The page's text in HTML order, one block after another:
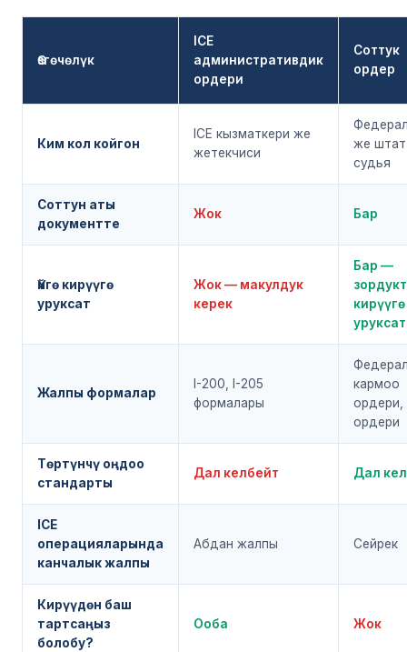
Өзгөчөлүк
ICE
административдик
ордери
Соттук
ордер
Ким кол койгон
ICE кызматкери же
жетекчиси
же
судья
Соттун аты
документте
Жок Бар
Үйгө кирүүгө
уруксат
Жок — макулдук
керек
Бар —
кирүүгө
уруксат
Жалпы формалар
I-200, I-205
формалары
кармоо
ордери,
ордери
Төртүнчү оңдоо
стандарты
Дал келбейт Дал
ICE
операцияларында
канчалык жалпы
Абдан жалпы Сейрек
Кирүүдөн баш
тартсаңыз
болобу?
Ооба Жок